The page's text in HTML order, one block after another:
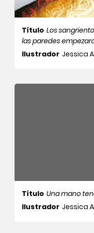
Título Los
las paredes
Ilustrador Jessica
Título Una mano
Ilustrador Jessica